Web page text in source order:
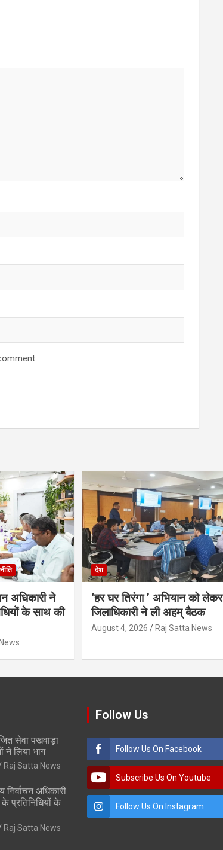
अधिकारी ने
के साथ की
देश
‘हर घर तिरंगा ’ अभियान को लेकर
जिलाधिकारी ने ली अहम् बैठक
August 4, 2026 Raj Satta News
सेवा पखवाड़ा
ने लिया भाग
Raj Satta News
अधिकारी
प्रतिनिधियों के
Raj Satta News
Follow Us
Follow Us On Facebook
Subscribe Us On Youtube
Follow Us On Instagram